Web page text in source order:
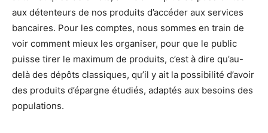
aux détenteurs de nos produits d’accéder aux services
bancaires. Pour les comptes, nous sommes en train de
voir comment mieux les organiser, pour que le public
puisse tirer le maximum de produits, c’est à dire qu’au-
delà des dépôts classiques, qu’il y ait la possibilité d’avoir
des produits d’épargne étudiés, adaptés aux besoins des
populations.